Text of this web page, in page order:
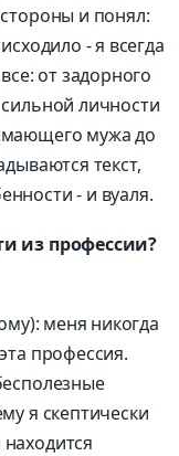
и понял:
- я всегда
от задорного
личности
мужа до
текст,
- и вуаля.
из профессии?
меня никогда
профессия.
я скептически